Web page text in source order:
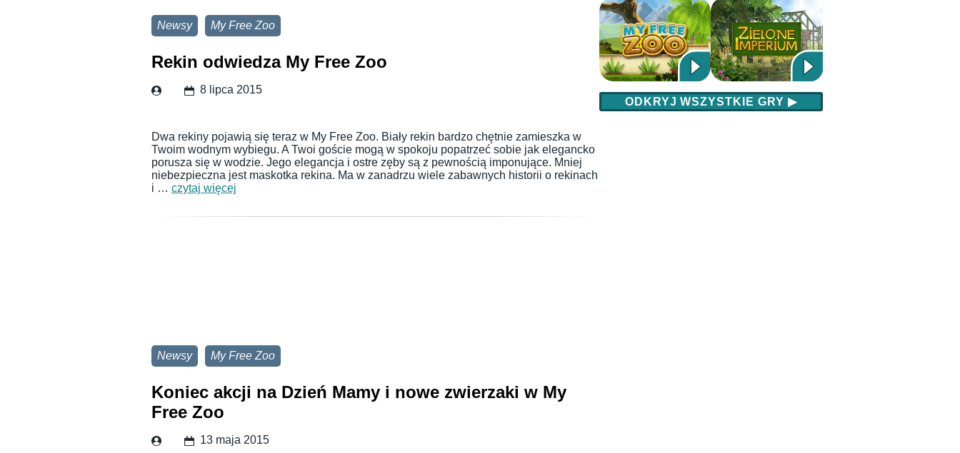
Newsy My Free Zoo
Rekin odwiedza My Free Zoo
8 lipca 2015
Dwa rekiny pojawią się teraz w My Free Zoo. Biały rekin bardzo chętnie zamieszka w
Twoim wodnym wybiegu. A Twoi goście mogą w spokoju popatrzeć sobie jak elegancko
porusza się w wodzie. Jego elegancja i ostre zęby są z pewnością imponujące. Mniej
niebezpieczna jest maskotka rekina. Ma w zanadrzu wiele zabawnych historii o rekinach
i … czytaj więcej
Newsy My Free Zoo
Koniec akcji na Dzień Mamy i nowe zwierzaki w My
Free Zoo
13 maja 2015
ODKRYJ WSZYSTKIE GRY ▶